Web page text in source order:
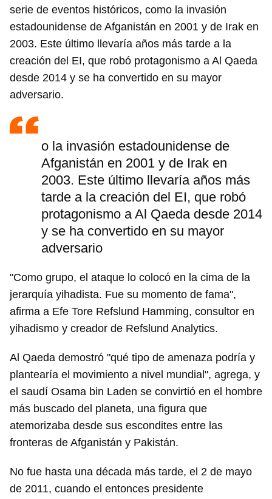
serie de eventos históricos, como la invasión
estadounidense de Afganistán en 2001 y de Irak en
2003. Este último llevaría años más tarde a la
creación del EI, que robó protagonismo a Al Qaeda
desde 2014 y se ha convertido en su mayor
adversario.
o la invasión estadounidense de
Afganistán en 2001 y de Irak en
2003. Este último llevaría años más
tarde a la creación del EI, que robó
protagonismo a Al Qaeda desde 2014
y se ha convertido en su mayor
adversario
"Como grupo, el ataque lo colocó en la cima de la
jerarquía yihadista. Fue su momento de fama",
afirma a Efe Tore Refslund Hamming, consultor en
yihadismo y creador de Refslund Analytics.
Al Qaeda demostró "qué tipo de amenaza podría y
plantearía el movimiento a nivel mundial", agrega, y
el saudí Osama bin Laden se convirtió en el hombre
más buscado del planeta, una figura que
atemorizaba desde sus escondites entre las
fronteras de Afganistán y Pakistán.
No fue hasta una década más tarde, el 2 de mayo
de 2011, cuando el entonces presidente